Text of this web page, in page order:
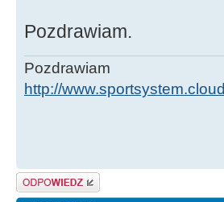
Pozdrawiam.
Pozdrawiam
http://www.sportsystem.cloud
Odpowiedz